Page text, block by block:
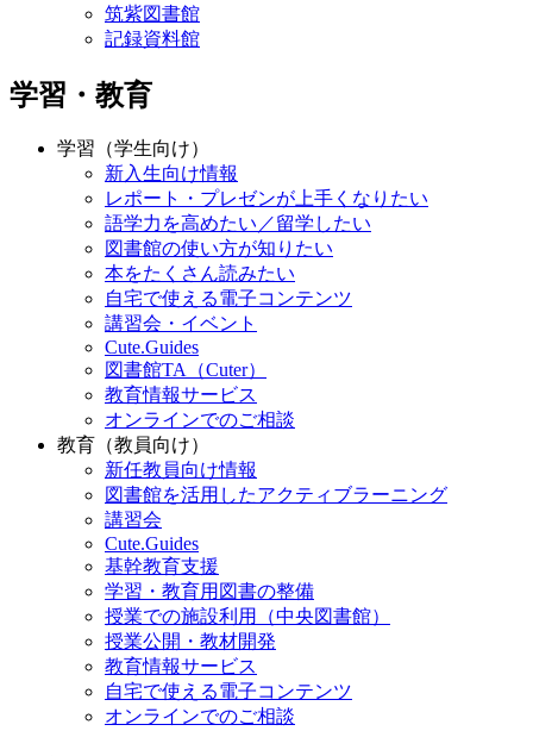
筑紫図書館
記録資料館
学習・教育
学習（学生向け）
新入生向け情報
レポート・プレゼンが上手くなりたい
語学力を高めたい／留学したい
図書館の使い方が知りたい
本をたくさん読みたい
自宅で使える電子コンテンツ
講習会・イベント
Cute.Guides
図書館TA（Cuter）
教育情報サービス
オンラインでのご相談
教育（教員向け）
新任教員向け情報
図書館を活用したアクティブラーニング
講習会
Cute.Guides
基幹教育支援
学習・教育用図書の整備
授業での施設利用（中央図書館）
授業公開・教材開発
教育情報サービス
自宅で使える電子コンテンツ
オンラインでのご相談